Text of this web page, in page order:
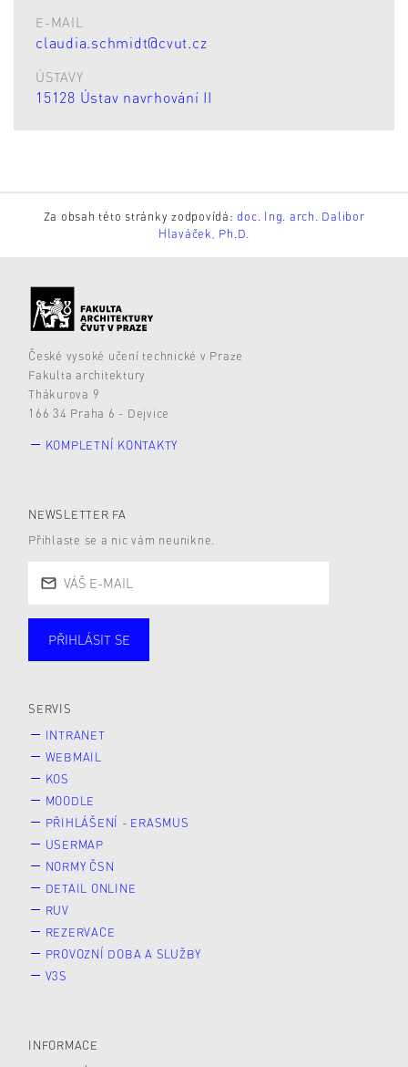
E-MAIL
claudia.schmidt@cvut.cz
ÚSTAVY
15128 Ústav navrhování II
Za obsah této stránky zodpovídá:doc. Ing. arch. Dalibor
Hlaváček, Ph.D.
České vysoké učení technické v Praze
Fakulta architektury
Thákurova 9
166 34 Praha 6 - Dejvice
KOMPLETNÍ KONTAKTY
NEWSLETTER FA
Přihlaste se a nic vám neunikne.
Studující
PŘIHLÁSIT SE
SERVIS
INTRANET
WEBMAIL
KOS
MOODLE
PŘIHLÁŠENÍ - ERASMUS
USERMAP
NORMY ČSN
DETAIL ONLINE
RUV
REZERVACE
PROVOZNÍ DOBA A SLUŽBY
V3S
INFORMACE